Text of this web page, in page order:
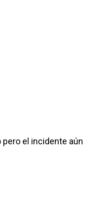
el incidente aún